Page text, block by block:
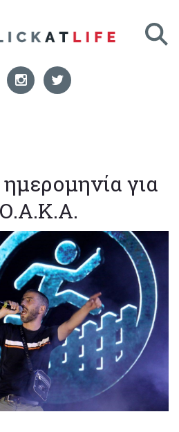
για